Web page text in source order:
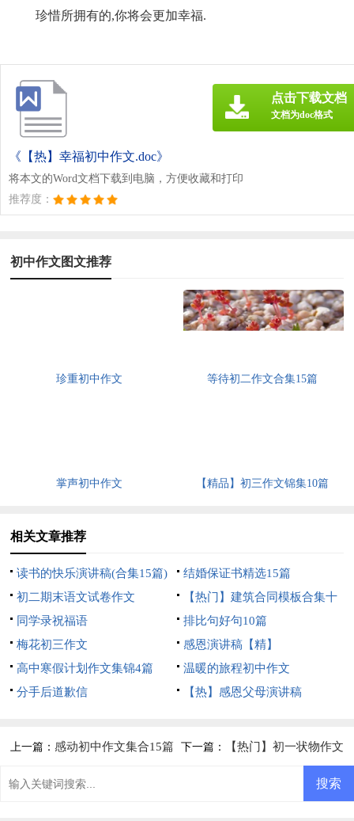
珍惜所拥有的,你将会更加幸福.
《【热】幸福初中作文.doc》
将本文的Word文档下载到电脑，方便收藏和打印
推荐度：
点击下载文档
文档为doc格式
初中作文图文推荐
珍重初中作文 等待初二作文合集15篇
掌声初中作文 【精品】初三作文锦集10篇
相关文章推荐
读书的快乐演讲稿(合集15篇)
结婚保证书精选15篇
初二期末语文试卷作文
【热门】建筑合同模板合集十
篇
同学录祝福语
排比句好句10篇
梅花初三作文
感恩演讲稿【精】
高中寒假计划作文集锦4篇
温暖的旅程初中作文
分手后道歉信
【热】感恩父母演讲稿
上一篇：感动初中作文集合15篇 下一篇： 【热门】初一状物作文